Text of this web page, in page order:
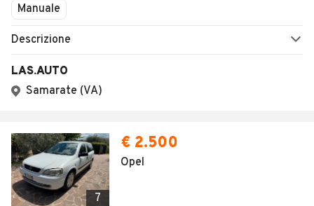
Manuale
Descrizione
LAS.AUTO
Samarate (VA)
7
€ 2.500
Opel